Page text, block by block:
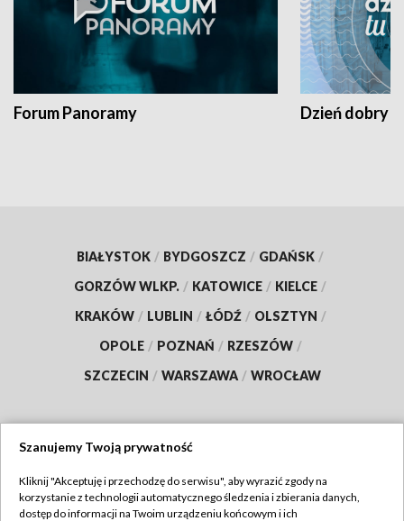
Forum Panoramy Dzień dobry
BIAŁYSTOK / BYDGOSZCZ / GDAŃSK /
GORZÓW WLKP. / KATOWICE / KIELCE /
KRAKÓW / LUBLIN / ŁÓDŹ / OLSZTYN /
OPOLE / POZNAŃ / RZESZÓW /
SZCZECIN / WARSZAWA / WROCŁAW
TVP
Szanujemy Twoją prywatność
Kliknij "Akceptuję i przechodzę do serwisu", aby wyrazić zgody na
korzystanie z technologii automatycznego śledzenia i zbierania danych,
dostęp do informacji na Twoim urządzeniu końcowym i ich